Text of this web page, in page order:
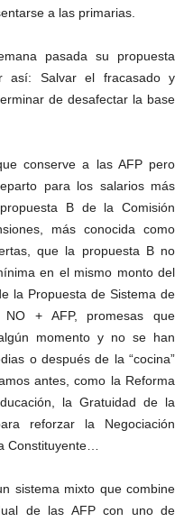
a las primarias.
pasada su propuesta
así: Salvar el fracasado y
de desafectar la base
conserve a las AFP pero
para los salarios más
B de la Comisión
más conocida como
que la propuesta B no
en el mismo monto del
la Propuesta de Sistema de
NO + AFP, promesas que
momento y no se han
o después de la “cocina”
antes, como la Reforma
la Gratuidad de la
reforzar la Negociación
Constituyente…
sistema mixto que combine
de las AFP con uno de